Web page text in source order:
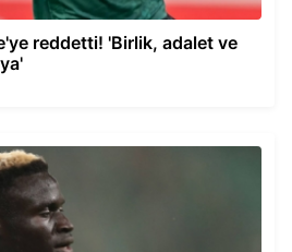
reddetti! 'Birlik, adalet ve